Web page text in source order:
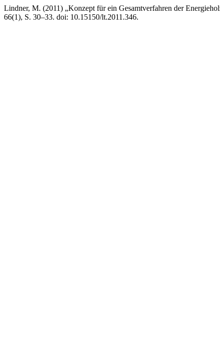
Lindner, M. (2011) „Konzept für ein Gesamtverfahren der
66(1), S. 30–33. doi: 10.15150/lt.2011.346.